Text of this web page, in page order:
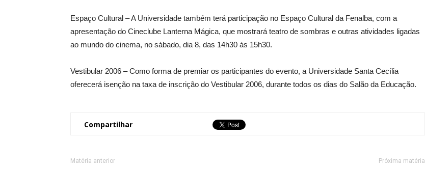
Espaço Cultural – A Universidade também terá participação no Espaço Cultural da Fenalba, com a
apresentação do Cineclube Lanterna Mágica, que mostrará teatro de sombras e outras atividades ligadas
ao mundo do cinema, no sábado, dia 8, das 14h30 às 15h30.
Vestibular 2006 – Como forma de premiar os participantes do evento, a Universidade Santa Cecília
oferecerá isenção na taxa de inscrição do Vestibular 2006, durante todos os dias do Salão da Educação.
Compartilhar
Matéria anterior Próxima matéria